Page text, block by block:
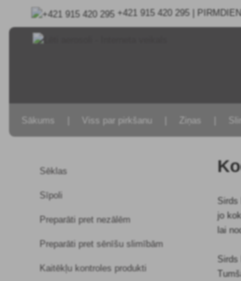
+421 915 420 295 |
Sākums Viss par pirkšanu Ziņas
Sēklas
Sīpoli
Preparāti pret nezālēm
Preparāti pret sēnīšu slimībām
Kaitēkļu kontroles produkti
Sirds
jo
lai
Sirds